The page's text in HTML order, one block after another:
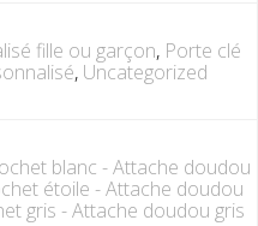
fille ou garçon, Porte clé
, Uncategorized
blanc - Attache doudou
étoile - Attache doudou
gris - Attache doudou gris